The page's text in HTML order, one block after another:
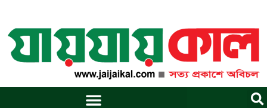
content